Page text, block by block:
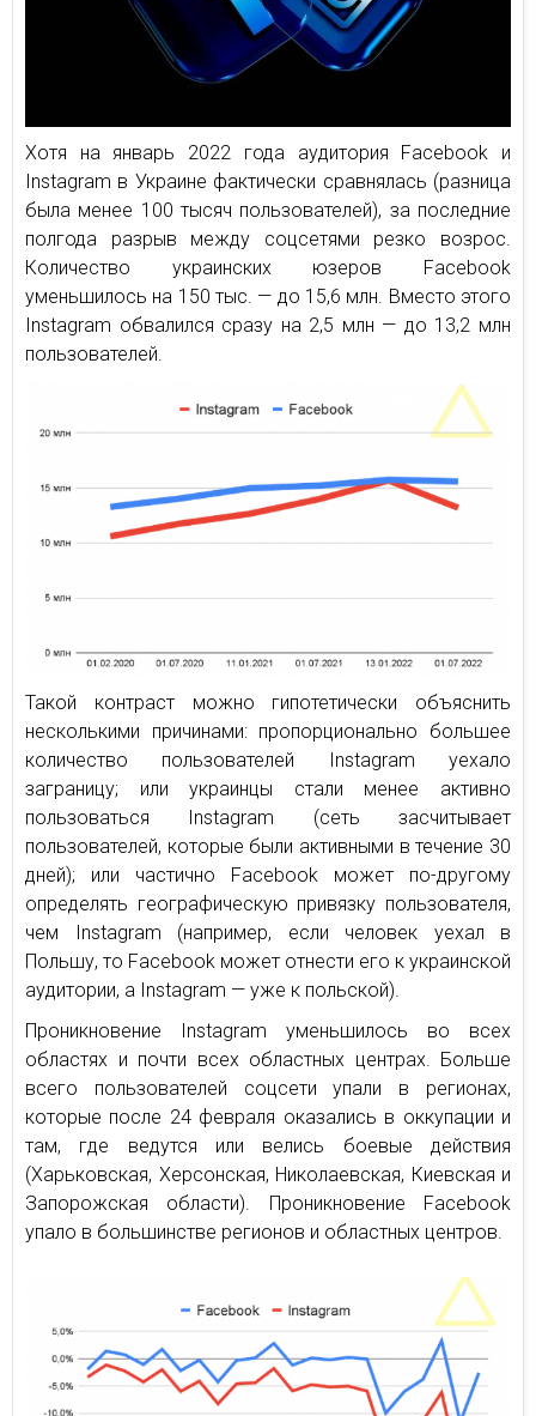
Хотя на январь 2022 года аудитория Facebook и
Instagram в Украине фактически сравнялась (разница
была менее 100 тысяч пользователей), за последние
полгода разрыв между соцсетями резко возрос.
Количество украинских юзеров Facebook
уменьшилось на 150 тыс. — до 15,6 млн. Вместо этого
Instagram обвалился сразу на 2,5 млн — до 13,2 млн
пользователей.
Такой контраст можно гипотетически объяснить
несколькими причинами: пропорционально большее
количество пользователей Instagram уехало
заграницу; или украинцы стали менее активно
пользоваться Instagram (сеть засчитывает
пользователей, которые были активными в течение 30
дней); или частично Facebook может по-другому
определять географическую привязку пользователя,
чем Instagram (например, если человек уехал в
Польшу, то Facebook может отнести его к украинской
аудитории, а Instagram — уже к польской).
Проникновение Instagram уменьшилось во всех
областях и почти всех областных центрах. Больше
всего пользователей соцсети упали в регионах,
которые после 24 февраля оказались в оккупации и
там, где ведутся или велись боевые действия
(Харьковская, Херсонская, Николаевская, Киевская и
Запорожская области). Проникновение Facebook
упало в большинстве регионов и областных центров.